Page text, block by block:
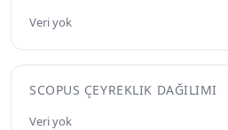
Veri yok
SCOPUS ÇEYREKLIK DAĞILIMI
Veri yok